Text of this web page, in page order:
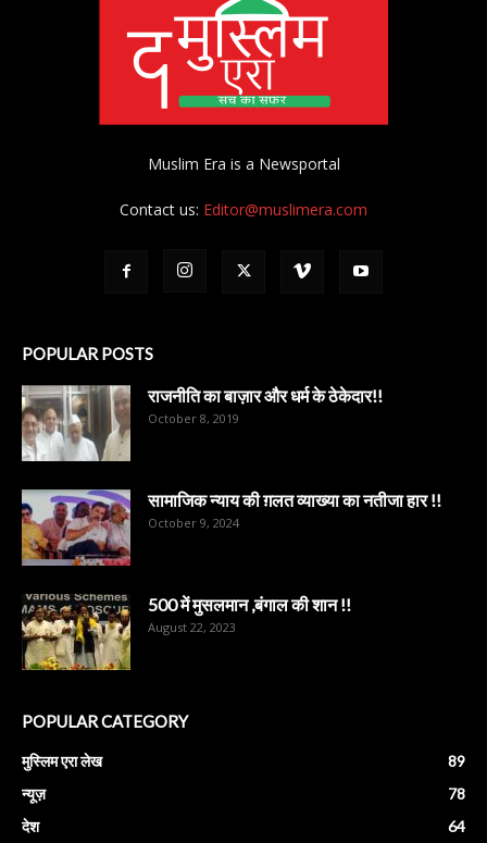
Muslim Era is a Newsportal
Contact us: Editor@muslimera.com
POPULAR POSTS
राजनीति का बाज़ार और धर्म के ठेकेदार!!
October 8, 2019
सामाजिक न्याय की ग़लत व्याख्या का नतीजा हार !!
October 9, 2024
500 में मुसलमान ,बंगाल की शान !!
August 22, 2023
POPULAR CATEGORY
मुस्लिम एरा लेख
89
न्यूज़
78
देश
64